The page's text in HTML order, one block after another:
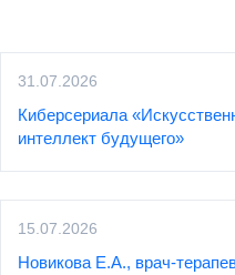
31.07.2026
Киберсериала
интеллект будущего»
15.07.2026
Новикова Е.А., врач-